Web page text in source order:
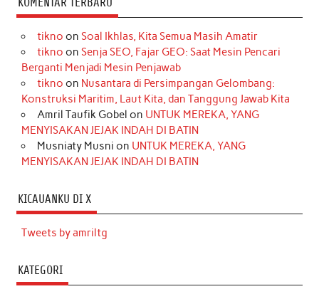
tikno on Soal Ikhlas, Kita Semua Masih Amatir
tikno on Senja SEO, Fajar GEO: Saat Mesin Pencari
Berganti Menjadi Mesin Penjawab
tikno on Nusantara di Persimpangan Gelombang:
Konstruksi Maritim, Laut Kita, dan Tanggung Jawab Kita
Amril Taufik Gobel on UNTUK MEREKA, YANG
MENYISAKAN JEJAK INDAH DI BATIN
Musniaty Musni on UNTUK MEREKA, YANG
MENYISAKAN JEJAK INDAH DI BATIN
KICAUANKU DI X
Tweets by amriltg
KATEGORI